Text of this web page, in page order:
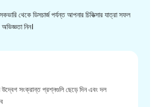
থেকে ডিসচার্জ পর্যন্ত আপনার চিকিত্সার যাত্রা সফল
নিন।
উদ্বেগ সংক্রান্ত প্রশ্নগুলি ছেড়ে দিন এবং দল